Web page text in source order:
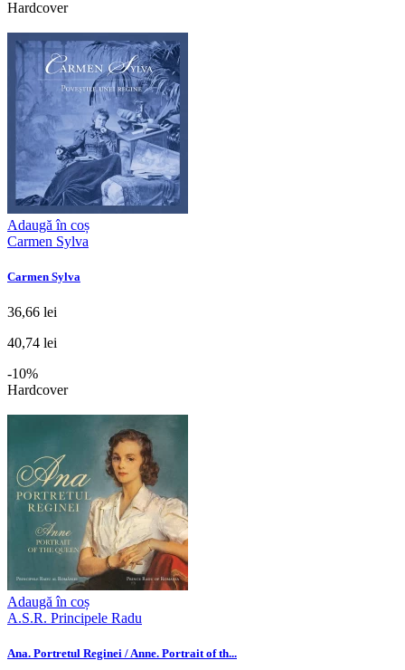
Hardcover
Adaugă în coș
Carmen Sylva
Carmen Sylva
36,66 lei
40,74 lei
-10%
Hardcover
Adaugă în coș
A.S.R. Principele Radu
Ana. Portretul Reginei / Anne. Portrait of th...